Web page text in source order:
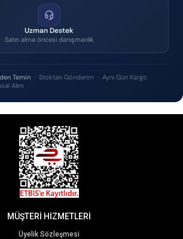
Uzman Destek
Satın alma öncesi danışmanlık
Temin · Stoktan Gönderim · Aynı Gün Kargo
Alım
MÜŞTERİ HİZMETLERİ
Üyelik Sözleşmesi